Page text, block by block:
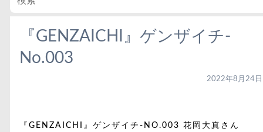
『GENZAICHI』ゲンザイチ-
No.003
2022年8月24日
『GENZAICHI』ゲンザイチ-NO.003 花岡大真さん